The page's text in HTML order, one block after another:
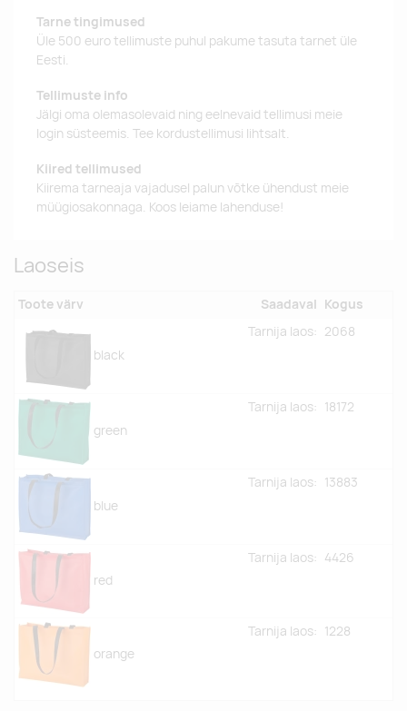
Tarne tingimused
Üle 500 euro tellimuste puhul pakume tasuta tarnet üle
Eesti.
Tellimuste info
Jälgi oma olemasolevaid ning eelnevaid tellimusi meie
login süsteemis. Tee kordustellimusi lihtsalt.
Kiired tellimused
Kiirema tarneaja vajadusel palun võtke ühendust meie
müügiosakonnaga. Koos leiame lahenduse!
Laoseis
Toote värv Saadaval Kogus
black
Tarnija laos: 2068
green
Tarnija laos: 18172
blue
Tarnija laos: 13883
red
Tarnija laos: 4426
orange
Tarnija laos: 1228